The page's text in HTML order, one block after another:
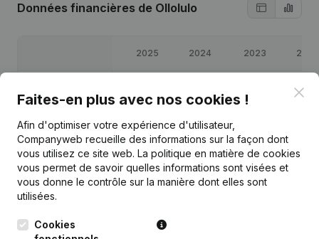
Données financières de Ollolulo
2025 2024 2023 2022
27 184
Capitaux propres €1 000 €66 251 €
Marge brute €39 868 €29 925 €14 536 €36 194
Faites-en plus avec nos cookies !
Afin d'optimiser votre expérience d'utilisateur,
Companyweb recueille des informations sur la façon dont
vous utilisez ce site web. La politique en matière de cookies
vous permet de savoir quelles informations sont visées et
vous donne le contrôle sur la manière dont elles sont
utilisées.
Cookies